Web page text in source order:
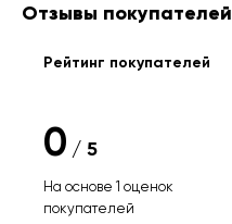
Отзывы покупателей
Рейтинг покупателей
0 / 5
На основе 1 оценок
покупателей